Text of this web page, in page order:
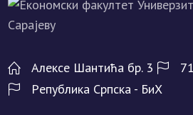
Алeксe Шантића бр. 3
Рeпублика Српска - БиХ